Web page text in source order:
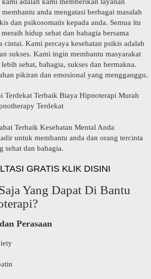
anda mengatasi berbagai masalah
dan psikosomatis kepada anda. Semua itu
hidup sehat dan bahagia bersama
cintai. Kami percaya kesehatan psikis adalah
sukses. Kami ingin membantu masyarakat
sehat, bahagia, sukses dan bermakna.
pikiran dan emosional yang mengganggu.
Terbaik Biaya Hipnoterapi Murah
Terdekat
Terbaik Kesehatan Mental Anda
untuk membantu anda dan orang tercinta
sehat dan bahagia.
GRATIS KLIK DISINI
Yang Dapat Di Bantu
Perasaan